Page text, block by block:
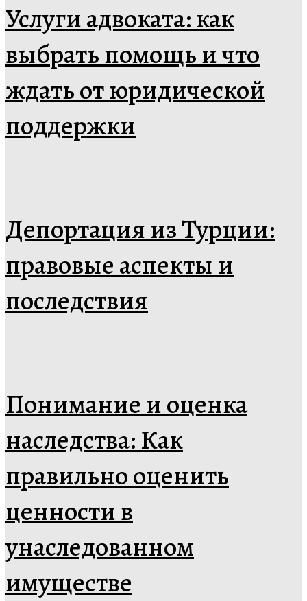
Услуги адвоката: как
выбрать помощь и что
ждать от юридической
поддержки
Депортация из Турции:
правовые аспекты и
последствия
Понимание и оценка
наследства: Как
правильно оценить
ценности в
унаследованном
имуществе